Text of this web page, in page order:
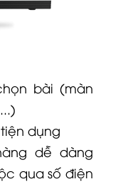
bài (màn
dụng
dễ dàng
qua số điện